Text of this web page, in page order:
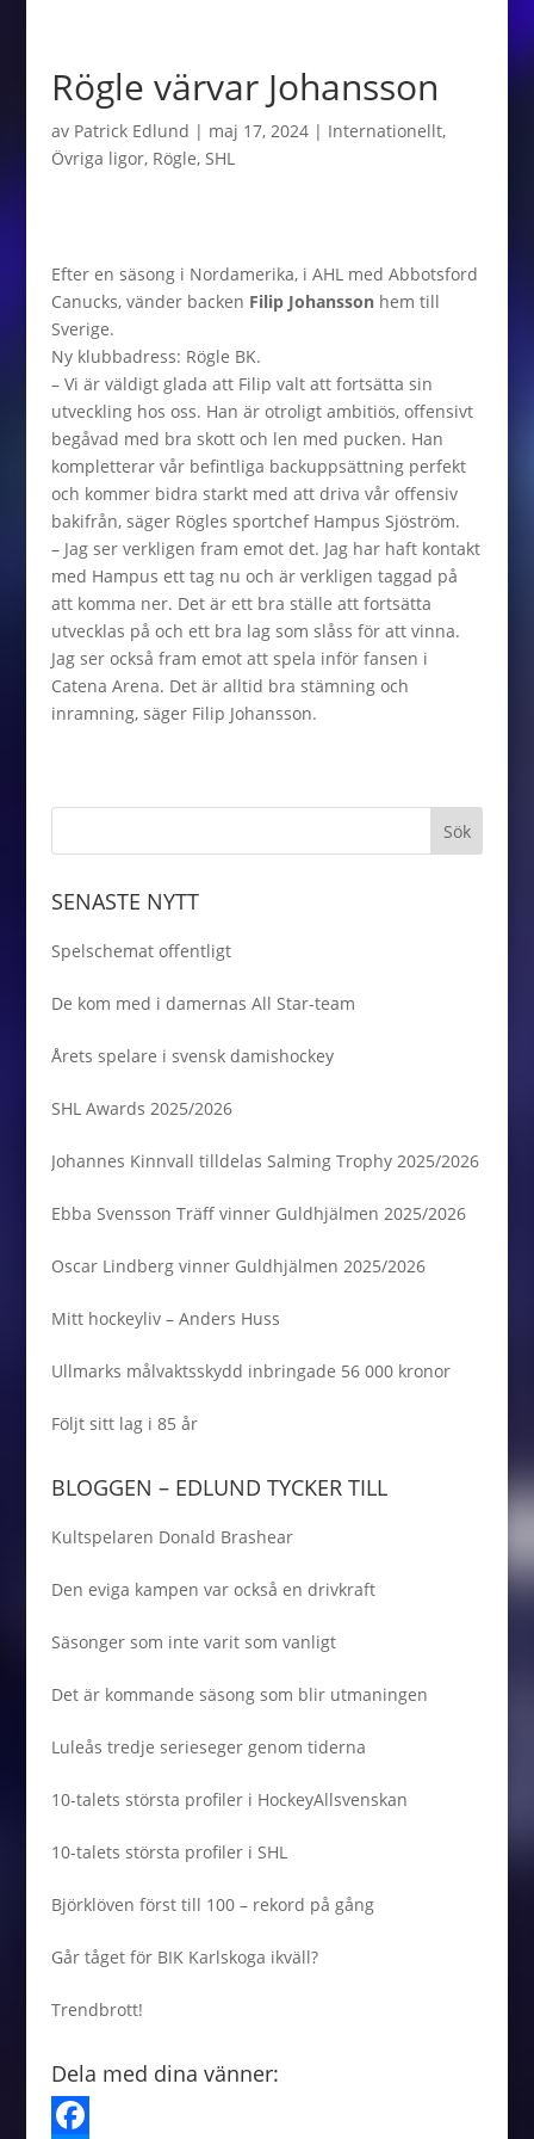
Rögle värvar Johansson
av Patrick Edlund | maj 17, 2024| Internationellt,
Övriga ligor, Rögle, SHL
Efter en säsong i Nordamerika, i AHL med Abbotsford
Canucks, vänder backen Filip Johanssonhem till
Sverige.
Ny klubbadress: Rögle BK.
– Vi är väldigt glada att Filip valt att fortsätta sin
utveckling hos oss. Han är otroligt ambitiös, offensivt
begåvad med bra skott och len med pucken. Han
kompletterar vår befintliga backuppsättning perfekt
och kommer bidra starkt med att driva vår offensiv
bakifrån, säger Rögles sportchef Hampus Sjöström.
– Jag ser verkligen fram emot det. Jag har haft kontakt
med Hampus ett tag nu och är verkligen taggad på
att komma ner. Det är ett bra ställe att fortsätta
utvecklas på och ett bra lag som slåss för att vinna.
Jag ser också fram emot att spela inför fansen i
Catena Arena. Det är alltid bra stämning och
inramning, säger Filip Johansson.
SENASTE NYTT
Spelschemat offentligt
De kom med i damernas All Star-team
Årets spelare i svensk damishockey
SHL Awards 2025/2026
Johannes Kinnvall tilldelas Salming Trophy 2025/2026
Ebba Svensson Träff vinner Guldhjälmen 2025/2026
Oscar Lindberg vinner Guldhjälmen 2025/2026
Mitt hockeyliv – Anders Huss
Ullmarks målvaktsskydd inbringade 56 000 kronor
Följt sitt lag i 85 år
BLOGGEN – EDLUND TYCKER TILL
Kultspelaren Donald Brashear
Den eviga kampen var också en drivkraft
Säsonger som inte varit som vanligt
Det är kommande säsong som blir utmaningen
Luleås tredje serieseger genom tiderna
10-talets största profiler i HockeyAllsvenskan
10-talets största profiler i SHL
Björklöven först till 100 – rekord på gång
Går tåget för BIK Karlskoga ikväll?
Trendbrott!
Dela med dina vänner: